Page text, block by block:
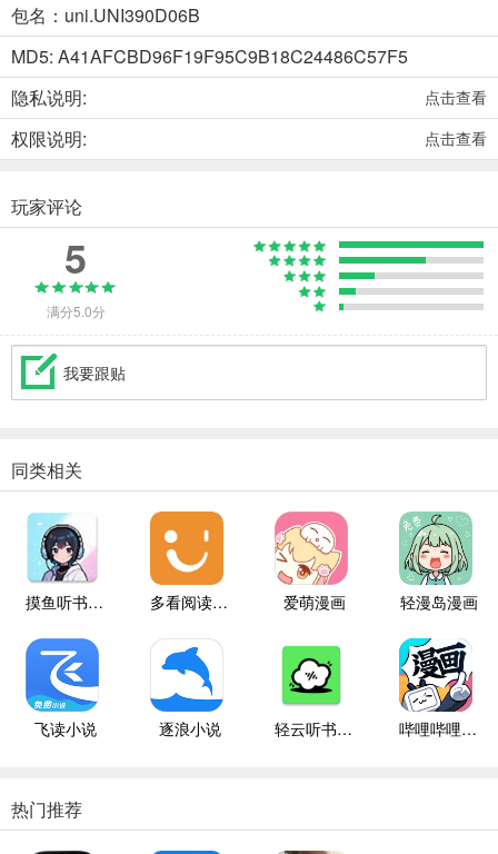
包名：uni.UNI390D06B
MD5: A41AFCBD96F19F95C9B18C24486C57F5
隐私说明:
点击查看
权限说明: 点击查看
玩家评论
5
满分5.0分
我要跟贴
同类相关
摸鱼听书纯净版 多看阅读本地版 爱萌漫画 轻漫岛漫画
飞读小说 逐浪小说 轻云听书纯净版 哔哩哔哩漫画
热门推荐